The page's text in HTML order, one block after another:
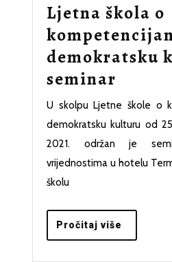
Ljetna škola o
demokratsku
seminar
škola
o
za
kulturu
–
U skolpu Ljetne škole o
demokratsku kulturu od
2021. održan je
vrijednostima u hotelu
školu
Pročitaj više
više